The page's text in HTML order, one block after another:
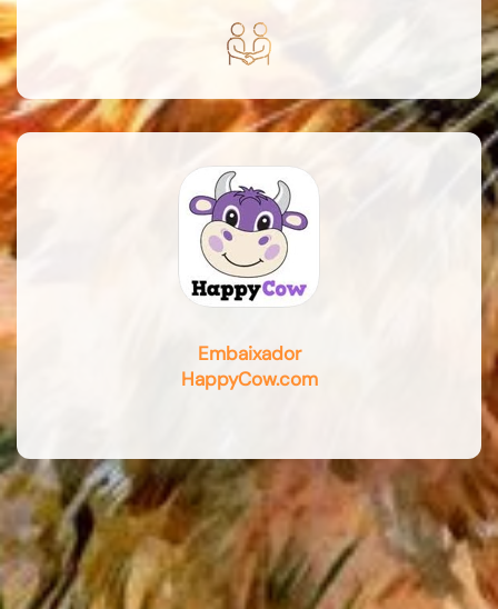
Embaixador
HappyCow.com